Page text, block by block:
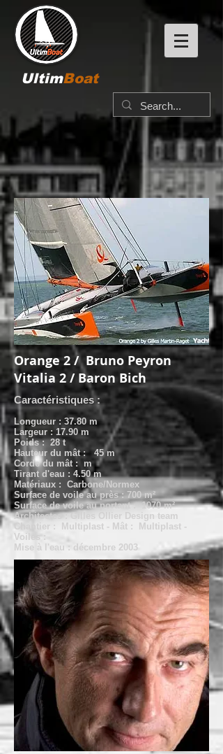
UltimBoat
Orange 2 / Bruno Peyron
Vitalia 2 / Baron Bich
Caractéristiques :
Longueur : 37.80 m
Largeur : 17.90 m
Poids : 28 t
Hauteur du mât : 45 m
Corde du mât : m
Tirant d'eau : 4.50 m
Matériaux : Carbone/Normex
Surface de voile au près : 700 m²
Surface de voile au portant : 1070 m²
Architectes : Gilles Ollier Design team
Chantier : Multiplast - Mât : Multiplast -
Voiles :
Mise à l'eau : décembre 2003